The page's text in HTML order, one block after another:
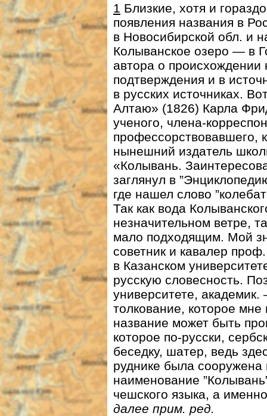
1 Близкие, хотя и
появления названия в
в Новосибирской обл. и
Колыванское озеро — в
автора о происхождении
подтверждения и в
в русских источниках.
Алтаю» (1826) Карла
ученого, члена-
профессорствовавшего,
нынешний издатель
«Колывань.
заглянул в
где нашел слово
Так как вода
незначительном ветре,
мало подходящим. Мой
советник и кавалер
в Казанском
русскую словесность.
университете,
толкование, которое
название может быть
которое по-русски,
беседку, шатер, ведь
руднике была сооружена
наименование
чешского языка, а
далее прим. ред.